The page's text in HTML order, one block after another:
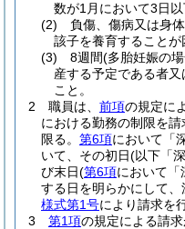
数が1月において3日
(2)
負傷、傷病又は身
該子を養育することが
(3)
8週間(多胎妊娠の
産する予定である者
こと。
2
職員は、 前項の規定に
における勤務の制限を請
限る。 第6項において「
いて、その初日(以下「
び末日(第6項において「
する日を明らかにして
様式第1号により請求を
3
第1項の規定による請